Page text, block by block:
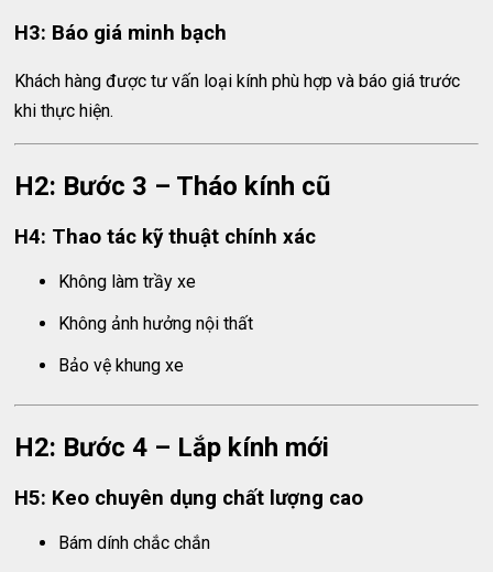
H3: Báo giá minh bạch
Khách hàng được tư vấn loại kính phù hợp và báo giá trước
khi thực hiện.
H2: Bước 3 – Tháo kính cũ
H4: Thao tác kỹ thuật chính xác
Không làm trầy xe
Không ảnh hưởng nội thất
Bảo vệ khung xe
H2: Bước 4 – Lắp kính mới
H5: Keo chuyên dụng chất lượng cao
Bám dính chắc chắn